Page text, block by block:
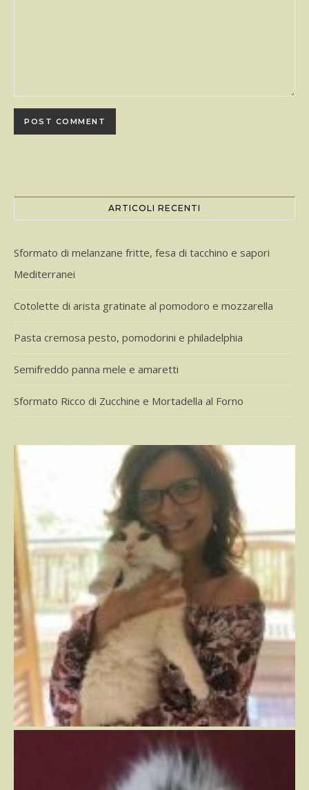
ARTICOLI RECENTI
Sformato di melanzane fritte, fesa di tacchino e sapori
Mediterranei
Cotolette di arista gratinate al pomodoro e mozzarella
Pasta cremosa pesto, pomodorini e philadelphia
Semifreddo panna mele e amaretti
Sformato Ricco di Zucchine e Mortadella al Forno